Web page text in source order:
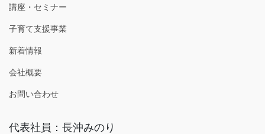
講座・セミナー
子育て支援事業
新着情報
会社概要
お問い合わせ
代表社員：長沖みのり